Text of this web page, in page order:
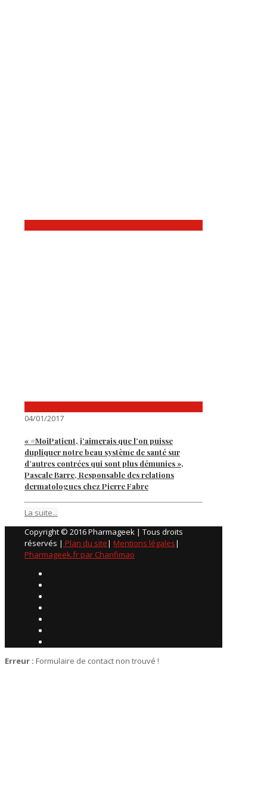
04/01/2017
« #MoiPatient, j’aimerais que l’on puisse
dupliquer notre beau système de santé sur
d’autres contrées qui sont plus démunies »,
Pascale Barre, Responsable des relations
dermatologues chez Pierre Fabre
La suite...
Copyright © 2016 Pharmageek | Tous droits
réservés | Plan du site| Mentions légales|
Pharmageek.fr par Chanfimao
Erreur : Formulaire de contact non trouvé !